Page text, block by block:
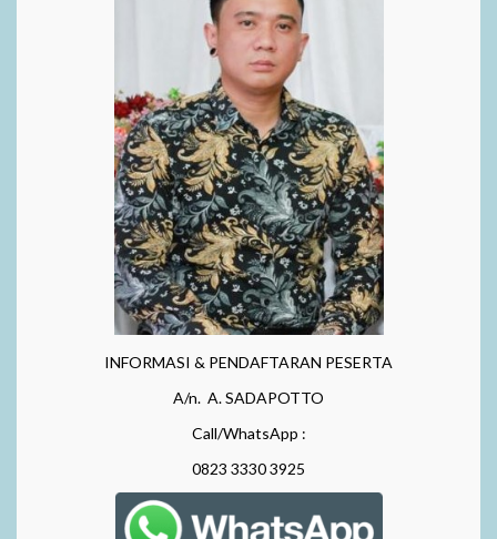
INFORMASI & PENDAFTARAN PESERTA
A/n. A. SADAPOTTO
Call/WhatsApp :
0823 3330 3925